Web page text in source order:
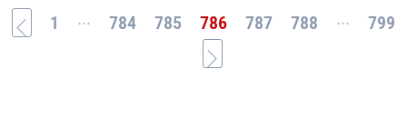
1 ... 784 785 786 787 788 ... 799